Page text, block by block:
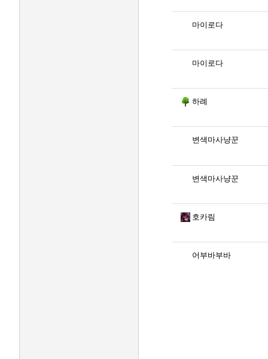
마이로다
마이로다
하례
변색마사냥꾼
변색마사냥꾼
호카림
어부바부바